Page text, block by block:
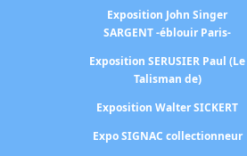
Exposition John Singer
SARGENT -éblouir Paris-
Exposition SERUSIER Paul (Le
Talisman de)
Exposition Walter SICKERT
Expo SIGNAC collectionneur